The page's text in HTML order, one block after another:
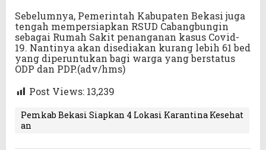
Sebelumnya, Pemerintah Kabupaten Bekasi juga
tengah mempersiapkan RSUD Cabangbungin
sebagai Rumah Sakit penanganan kasus Covid-
19. Nantinya akan disediakan kurang lebih 61 bed
yang diperuntukan bagi warga yang berstatus
ODP dan PDP.(adv/hms)
Post Views: 13,239
Pemkab Bekasi Siapkan 4 Lokasi Karantina Kesehat
an